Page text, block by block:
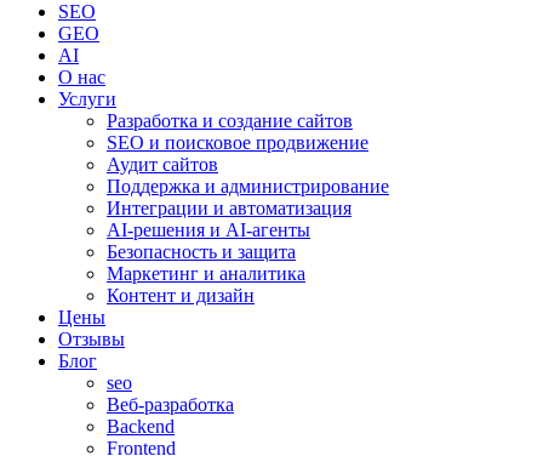
SEO
GEO
AI
О нас
Услуги
Разработка и создание сайтов
SEO и поисковое продвижение
Аудит сайтов
Поддержка и администрирование
Интеграции и автоматизация
AI-решения и AI-агенты
Безопасность и защита
Маркетинг и аналитика
Контент и дизайн
Цены
Отзывы
Блог
seo
Веб-разработка
Backend
Frontend